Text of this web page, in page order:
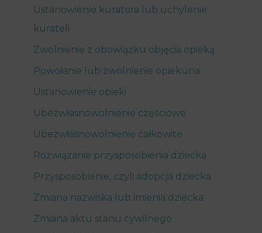
Ustanowienie kuratora lub uchylenie
kurateli
Zwolnienie z obowiązku objęcia opieką
Powołanie lub zwolnienie opiekuna
Ustanowienie opieki
Ubezwłasnowolnienie częściowe
Ubezwłasnowolnienie całkowite
Rozwiązanie przysposobienia dziecka
Przysposobienie, czyli adopcja dziecka
Zmiana nazwiska lub imienia dziecka
Zmiana aktu stanu cywilnego